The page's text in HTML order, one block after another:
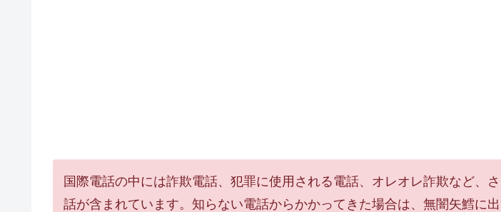
国際電話の中には詐欺電話、犯罪に使用される電話、オレオレ詐欺など、
話が含まれています。知らない電話からかかってきた場合は、無闇矢鱈に